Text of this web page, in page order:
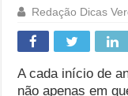
Grávida pode
Grávida pode
Carta Psicografada
Redação Dicas
A cada início de
não apenas em